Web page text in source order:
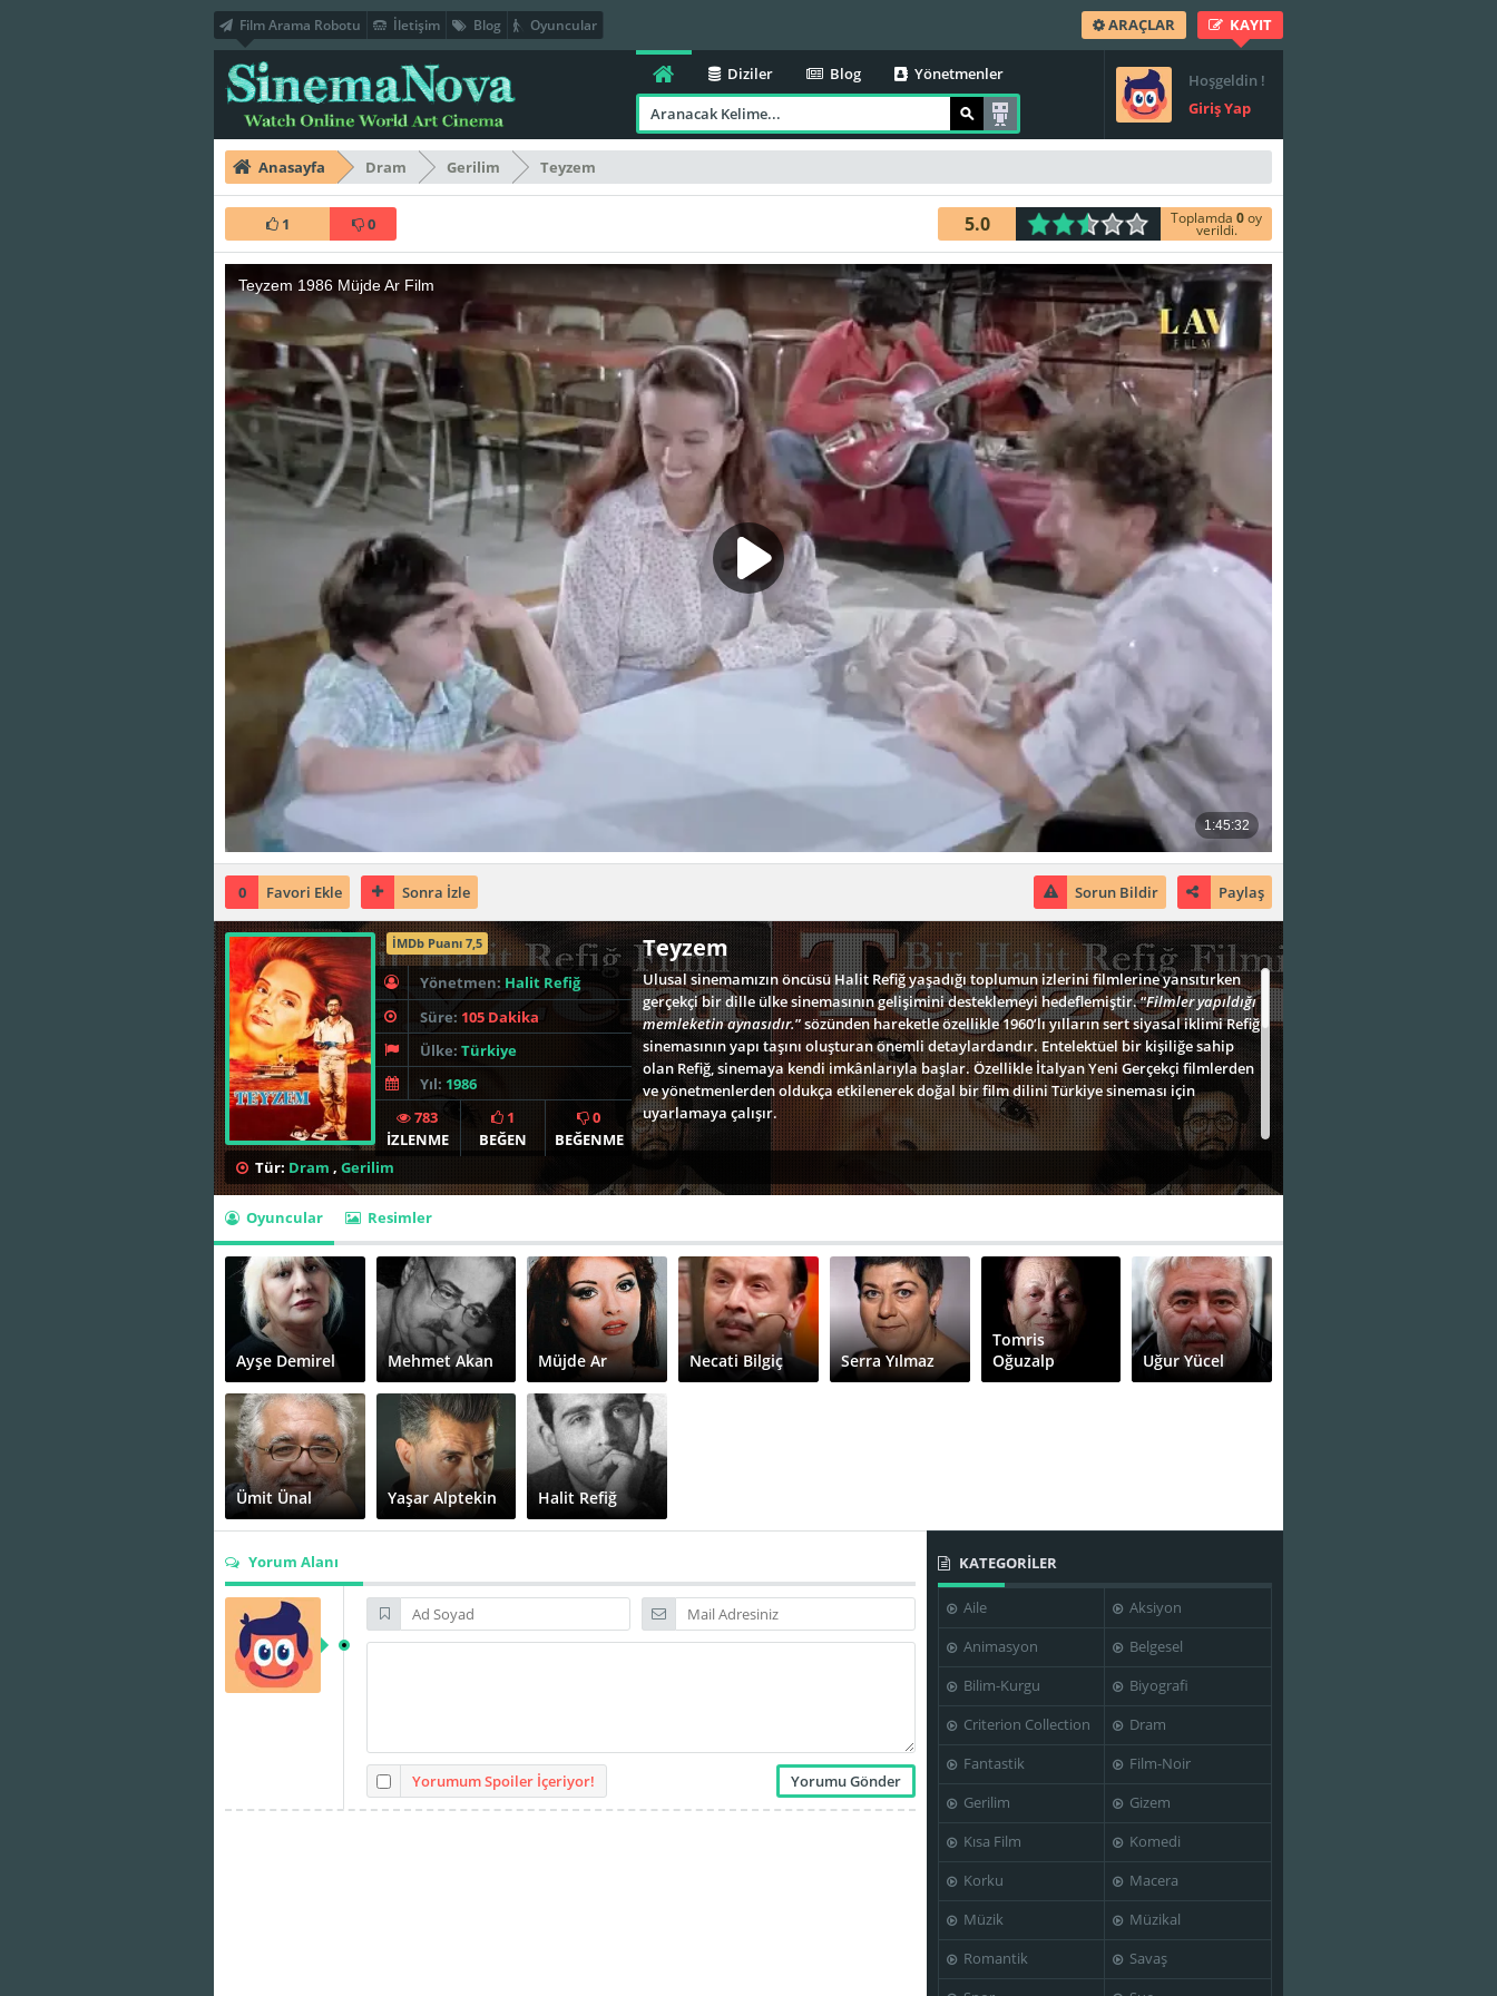
Film Arama Robotu İletişim Blog Oyuncular ARAÇLAR KAYIT
Hoşgeldin !
Giriş Yap
Diziler Blog Yönetmenler
Anasayfa Dram Gerilim Teyzem
1 0 5.0 Toplamda 0oy
verildi.
0 Favori Ekle Sonra İzle Paylaş
Sorun Bildir
İMDb Puanı 7,5
Yönetmen: Halit Refiğ
Süre: 105 Dakika
Ülke: Türkiye
Yıl: 1986
783
İZLENME
1
BEĞEN
0
BEĞENME
Teyzem
Ulusal sinemamızın öncüsü Halit Refiğ yaşadığı toplumun izlerini filmlerine yansıtırken
gerçekçi bir dille ülke sinemasının gelişimini desteklemeyi hedeflemiştir. “Filmler yapıldığı
memleketin aynasıdır.” sözünden hareketle özellikle 1960’lı yılların sert siyasal iklimi Refiğ
sinemasının yapı taşını oluşturan önemli detaylardandır. Entelektüel bir kişiliğe sahip
olan Refiğ, sinemaya kendi imkânlarıyla başlar. Özellikle İtalyan Yeni Gerçekçi filmlerden
ve yönetmenlerden oldukça etkilenerek doğal bir film dilini Türkiye sineması için
uyarlamaya çalışır.
Senaryosunu Ümit Ünal’ın kaleme aldığıTeyzem(1986) filmi bu noktada Halit Refiğ
sinemasında göze çarpan önemli filmlerden biri olarak karşımıza çıkmaktadır. Zira 80’li
yılların getirdiği liberalizm ve bireysellik toplumsal Türk sineması açısından filmlerdeki
Gerçek bir hikâye olarak seyircisiyle buluşanTeyzem, dokuz yaşındaki Umur’un gözünden
teyzesi ve teyzesinin gerçeklik algısı zedelenmiş hayatına odaklanmaktadır.
Müjde Ar’ı Üftade karakteriyle izlediğimiz film, genç bir kadının aile baskısından kurtulup
kendi hayatını kurma serüvenini merkezine almaktadır. Ancak hikâye kurgusu en az 80’li
yılların iç dinamikleri kadar karmaşık bir şekilde yansıtılmaktadır. Üvey bir baba
çevresinde büyüyen üç kardeş zaman içerisinde evden kopup kendi bireysel yolculuklarını
deneyimlemeyi tercih etmektedir. En büyük kardeş Azade okumak için evden ayrılıp bir
daha hiç dönmemiştir. Siyasi bir kaçak olduğunu düşündüğümüz kocasıyla birlikte bir gün
İstanbul’a aile evine geri döner ve Umur için yeni taşındığı bu büyük şehir onun
heterotopyası hâline dönüşür.
Tür: Dram , Gerilim
Oyuncular Resimler
Ayşe Demirel Mehmet Akan Müjde Ar Necati Bilgiç Serra Yılmaz
Tomris
Oğuzalp
Uğur Yücel
Ümit Ünal Yaşar Alptekin Halit Refiğ
Yorum Alanı
Yorumum Spoiler İçeriyor!
KATEGORİLER
Aile
Aksiyon
Animasyon
Belgesel
Bilim-Kurgu
Biyografi
Criterion Collection
Dram
Fantastik
Film-Noir
Gerilim
Gizem
Kısa Film
Komedi
Korku
Macera
Müzik
Müzikal
Romantik
Savaş